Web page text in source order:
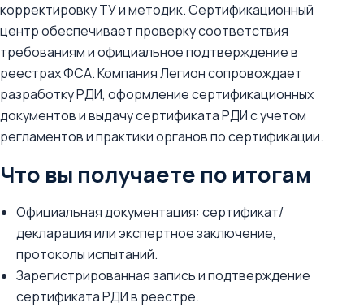
корректировку ТУ и методик. Сертификационный
центр обеспечивает проверку соответствия
требованиям и официальное подтверждение в
реестрах ФСА. Компания Легион сопровождает
разработку РДИ, оформление сертификационных
документов и выдачу сертификата РДИ с учетом
регламентов и практики органов по сертификации.
Что вы получаете по итогам
Официальная документация: сертификат/
декларация или экспертное заключение,
протоколы испытаний.
Зарегистрированная запись и подтверждение
сертификата РДИ в реестре.